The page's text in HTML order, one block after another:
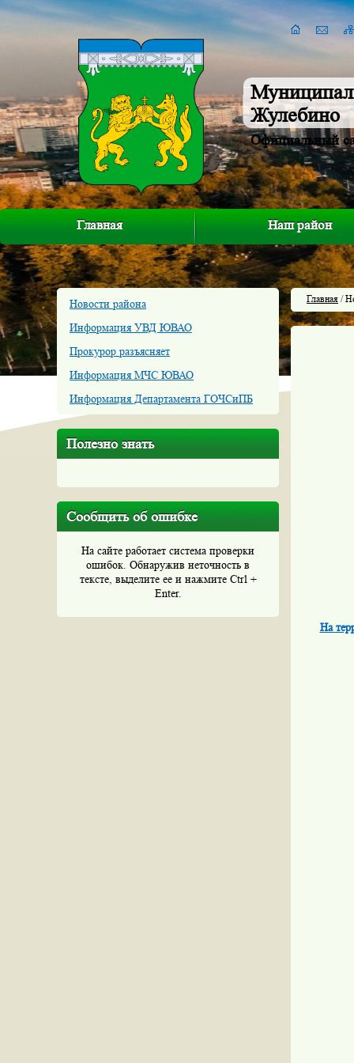
Жулебино
Официальный
Главная Наш район
Новости района
Информация УВД ЮВАО
Прокурор разъясняет
Информация МЧС ЮВАО
Информация Департамента ГОЧСиПБ
Полезно знать
Сообщить об ошибке
На сайте работает система проверки
ошибок. Обнаружив неточность в
тексте, выделите ее и нажмите Ctrl +
Enter.
Главная /
На